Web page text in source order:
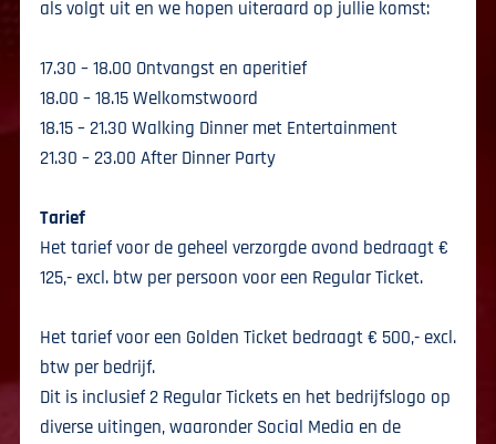
als volgt uit en we hopen uiteraard op jullie komst:
17.30 – 18.00 Ontvangst en aperitief
18.00 – 18.15 Welkomstwoord
18.15 – 21.30 Walking Dinner met Entertainment
21.30 – 23.00 After Dinner Party
Tarief
Het tarief voor de geheel verzorgde avond bedraagt €
125,- excl. btw per persoon voor een Regular Ticket.
Het tarief voor een Golden Ticket bedraagt € 500,- excl.
btw per bedrijf.
Dit is inclusief 2 Regular Tickets en het bedrijfslogo op
diverse uitingen, waaronder Social Media en de